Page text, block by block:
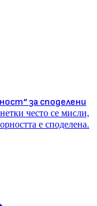
за споделени
често се мисли,
е споделена.